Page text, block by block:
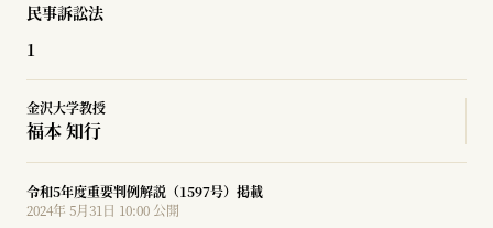
民事訴訟法
1
金沢大学教授
福本 知行
令和5年度重要判例解説（1597号）掲載
2024年 5月31日 10:00 公開